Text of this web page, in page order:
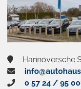
Hannoversche
0 57 24 / 95